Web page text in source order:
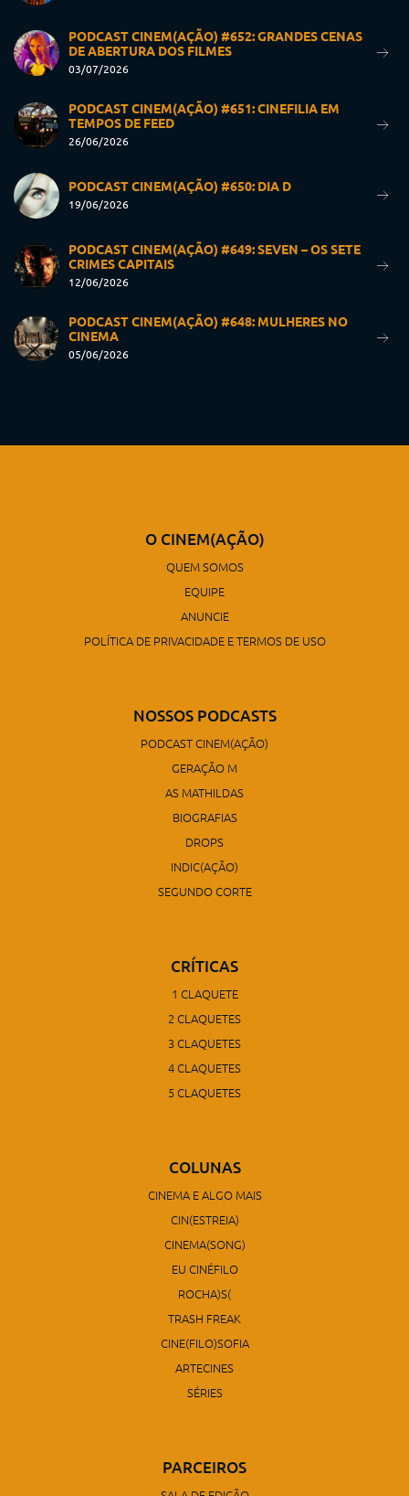
PODCAST CINEM(AÇÃO) #652: GRANDES CENAS
DE ABERTURA DOS FILMES
03/07/2026
PODCAST CINEM(AÇÃO) #651: CINEFILIA EM
TEMPOS DE FEED
26/06/2026
PODCAST CINEM(AÇÃO) #650: DIA D
19/06/2026
PODCAST CINEM(AÇÃO) #649: SEVEN – OS SETE
CRIMES CAPITAIS
12/06/2026
PODCAST CINEM(AÇÃO) #648: MULHERES NO
CINEMA
05/06/2026
O CINEM(AÇÃO)
QUEM SOMOS
EQUIPE
ANUNCIE
POLÍTICA DE PRIVACIDADE E TERMOS DE USO
NOSSOS PODCASTS
PODCAST CINEM(AÇÃO)
GERAÇÃO M
AS MATHILDAS
BIOGRAFIAS
DROPS
INDIC(AÇÃO)
SEGUNDO CORTE
CRÍTICAS
1 CLAQUETE
2 CLAQUETES
3 CLAQUETES
4 CLAQUETES
5 CLAQUETES
COLUNAS
CINEMA E ALGO MAIS
CIN(ESTREIA)
CINEMA(SONG)
EU CINÉFILO
ROCHA)S(
TRASH FREAK
CINE(FILO)SOFIA
ARTECINES
SÉRIES
PARCEIROS